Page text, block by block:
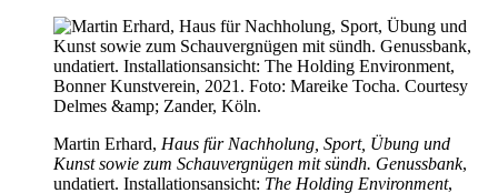
Martin Erhard, Haus für Nachholung, Sport, Übung und
Kunst sowie zum Schauvergnügen mit sündh. Genussbank,
undatiert. Installationsansicht: The Holding Environment,